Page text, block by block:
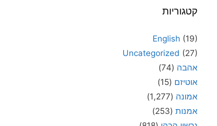
קטגוריות
English (19)
Uncategorized (27)
אהבה (74)
אוטיזם (15)
אמונה (1,277)
אמנות (253)